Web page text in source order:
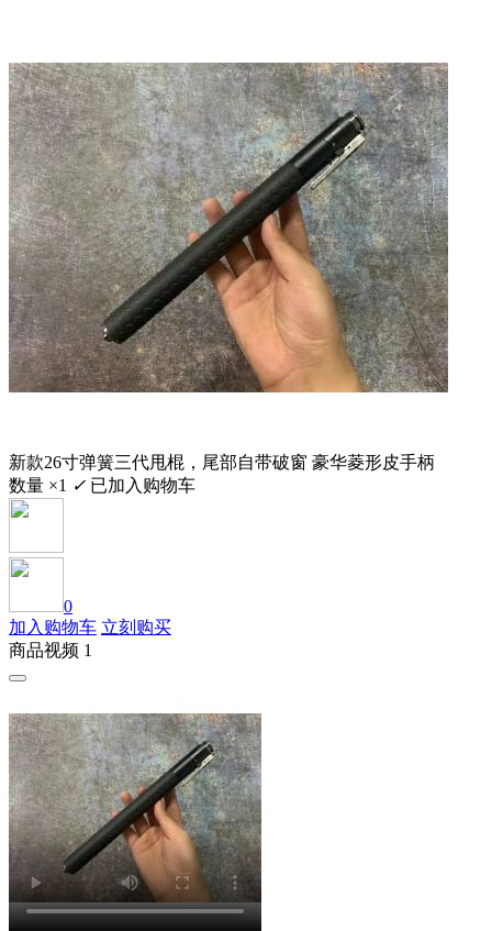
新款26寸弹簧三代甩棍，尾部自带破窗 豪华菱形皮手柄
数量 ×1 ✓ 已加入购物车
0
加入购物车 立刻购买
商品视频 1